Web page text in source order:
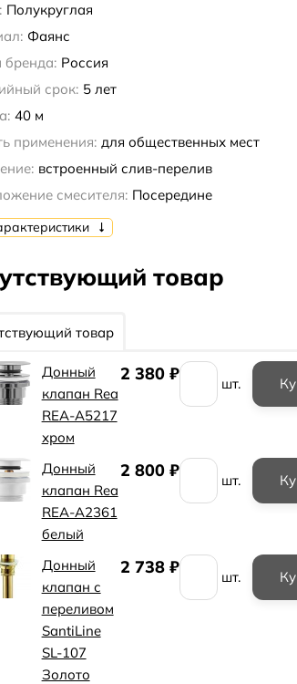
Полукруглая
Фаянс
бренда: Россия
срок: 5 лет
40 м
применения: для общественных мест
встроенный слив-перелив
смесителя: Посередине
товар
товар
Донный
клапан Rea
REA-A5217
хром
2 380 ₽ шт.
Донный
клапан Rea
REA-A2361
белый
2 800 ₽ шт.
Донный
клапан с
переливом
SantiLine
SL-107
Золото
2 738 ₽ шт.